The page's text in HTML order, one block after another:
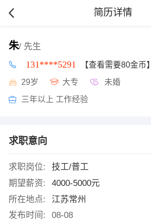
简历详情
朱/ 先生
131****5291 【查看需要80金币】
29岁 大专 未婚
三年以上 工作经验
求职意向
求职岗位:
技工/普工
期望薪资:
4000-5000元
所在地点:
江苏常州
发布时间:
08-08